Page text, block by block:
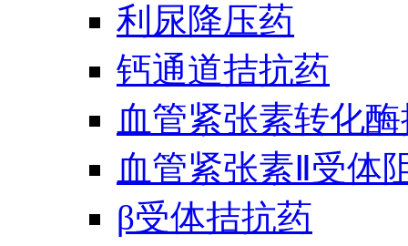
利尿降压药
钙通道拮抗药
血管紧张素转化
血管紧张素Ⅱ受体
β受体拮抗药